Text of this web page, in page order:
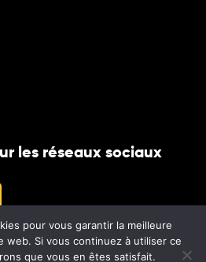
les réseaux sociaux
pour vous garantir la meilleure
web. Si vous continuez à utiliser ce
que vous en êtes satisfait.